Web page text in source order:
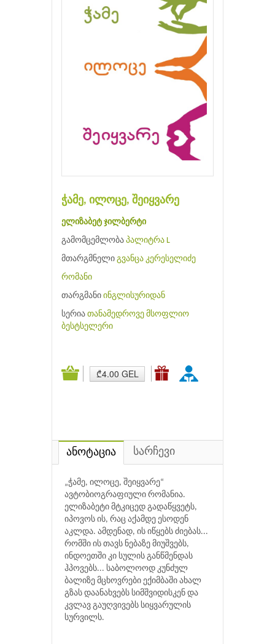
ჭამე, ილოცე, შეიყვარე
ელიზაბეტ ჯილბერტი
გამომცემლობა პალიტრა L
მთარგმნელი გვანცა კერესელიძე
რომანი
თარგმანი ინგლისურიდან
სერია თანამედროვე მსოფლიო
ბესტსელერი
₾4.00 GEL
ანოტაცია სარჩევი
„ჭამე, ილოცე, შეიყვარე“
ავტობიოგრაფიული რომანია.
ელიზაბეტი მტკიცედ გადაწყვეტს,
იპოვოს ის, რაც აქამდე ესოდენ
აკლდა. ამდენად, ის იწყებს ძიებას...
რომში ის თავს ნებაზე მიუშვებს,
ინდოეთში კი სულის განწმენდას
ჰპოვებს... საბოლოოდ კუნძულ
ბალიზე მცხოვრები ექიმბაში ახალ
გზას დაანახვებს სიმშვიდისკენ და
კვლავ გაუღვივებს სიყვარულის
სურვილს.